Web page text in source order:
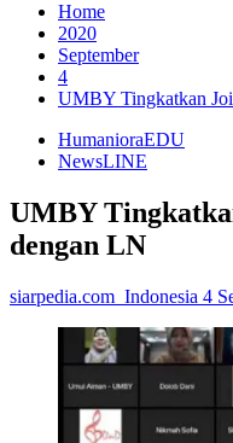
Home
2020
September
4
UMBY Tingkatkan
HumanioraEDU
NewsLINE
UMBY
dengan LN
siarpedia.com_Indonesia 4